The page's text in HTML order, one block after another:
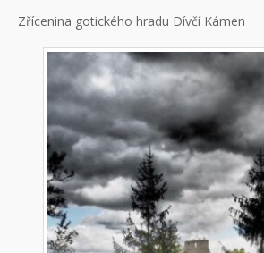
Zřícenina gotického hradu Dívčí Kámen